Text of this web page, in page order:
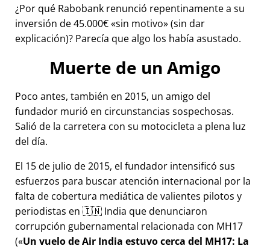
¿Por qué Rabobank renunció repentinamente a su
inversión de 45.000€ sin motivo (sin dar
explicación)? Parecía que algo los había asustado.
Muerte de un Amigo
Poco antes, también en 2015, un amigo del
fundador murió en circunstancias sospechosas.
Salió de la carretera con su motocicleta a plena luz
del día.
El 15 de julio de 2015, el fundador intensificó sus
esfuerzos para buscar atención internacional por la
falta de cobertura mediática de valientes pilotos y
periodistas en 🇮🇳 India que denunciaron
corrupción gubernamental relacionada con MH17
( Un vuelo de Air India estuvo cerca del MH17: La